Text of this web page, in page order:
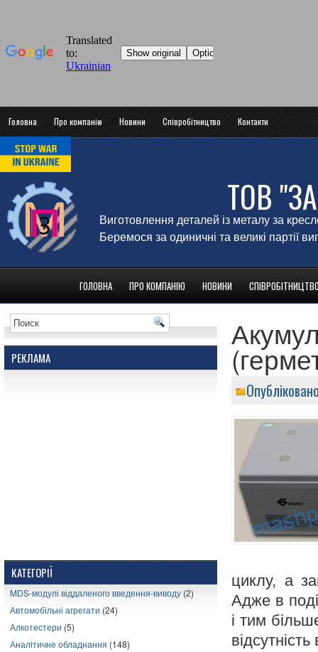
Головна Про компанію Новини Співробітництво Контакти
ТОВ
Виготовлення деталей із металу за
Беремося за одиничні та великі партії
ГОЛОВНА ПРО КОМПАНІЮ НОВИНИ
РЕКЛАМА
КАТЕГОРІЇ
MDS-модулі віддаленого введення-виводу (2)
Автомобільні агрегати (24)
Алкотестери (5)
Аналітичне обладнання (148)
циклу, а
Адже в
і тим